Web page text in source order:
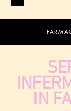
IN